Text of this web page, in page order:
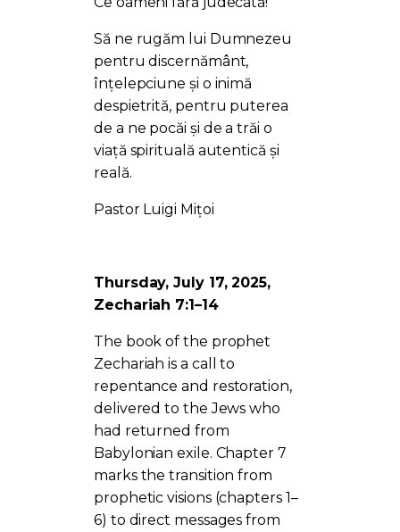
Să ne rugăm lui Dumnezeu
pentru discernământ,
înțelepciune și o inimă
despietrită, pentru puterea
de a ne pocăi și de a trăi o
viață spirituală autentică și
reală.
Pastor Luigi Mițoi
Thursday, July 17, 2025,
Zechariah 7:1–14
The book of the prophet
Zechariah is a call to
repentance and restoration,
delivered to the Jews who
had returned from
Babylonian exile. Chapter 7
marks the transition from
prophetic visions (chapters 1–
6) to direct messages from